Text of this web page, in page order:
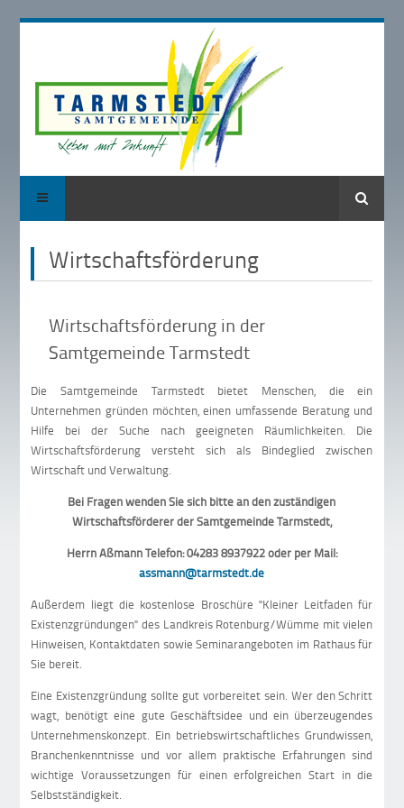
Suche
Wirtschaftsförderung
Wirtschaftsförderung in der
Samtgemeinde Tarmstedt
Die Samtgemeinde Tarmstedt bietet Menschen, die ein
Unternehmen gründen möchten, einen umfassende Beratung und
Hilfe bei der Suche nach geeigneten Räumlichkeiten. Die
Wirtschaftsförderung versteht sich als Bindeglied zwischen
Wirtschaft und Verwaltung.
Bei Fragen wenden Sie sich bitte an den zuständigen
Wirtschaftsförderer der Samtgemeinde Tarmstedt,
Herrn Aßmann Telefon: 04283 8937922 oder per Mail:
assmann@tarmstedt.de
Außerdem liegt die kostenlose Broschüre "Kleiner Leitfaden für
Existenzgründungen" des Landkreis Rotenburg/Wümme mit vielen
Hinweisen, Kontaktdaten sowie Seminarangeboten im Rathaus für
Sie bereit.
Eine Existenzgründung sollte gut vorbereitet sein. Wer den Schritt
wagt, benötigt eine gute Geschäftsidee und ein überzeugendes
Unternehmenskonzept. Ein betriebswirtschaftliches Grundwissen,
Branchenkenntnisse und vor allem praktische Erfahrungen sind
wichtige Voraussetzungen für einen erfolgreichen Start in die
Selbstständigkeit.